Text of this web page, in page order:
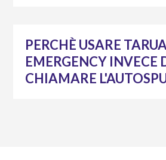
PERCHÈ USARE
EMERGENCY INVECE
CHIAMARE